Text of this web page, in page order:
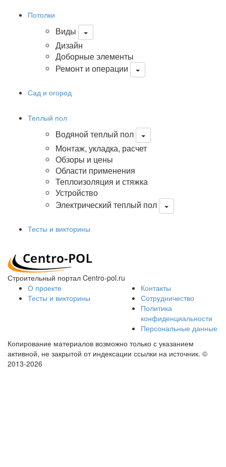
Потолки
Виды
Дизайн
Доборные элементы
Ремонт и операции
Сад и огород
Теплый пол
Водяной теплый пол
Монтаж, укладка, расчет
Обзоры и цены
Области применения
Теплоизоляция и стяжка
Устройство
Электрический теплый пол
Тесты и викторины
Строительный портал Centro-pol.ru
О проекте
Тесты и викторины
Контакты
Сотрудничество
Политика
конфиденциальности
Персональные данные
Копирование материалов возможно только с указанием
активной, не закрытой от индексации ссылки на источник. ©
2013-2026